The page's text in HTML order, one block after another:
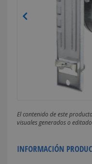
El contenido de este
visuales generados o
INFORMACIÓN